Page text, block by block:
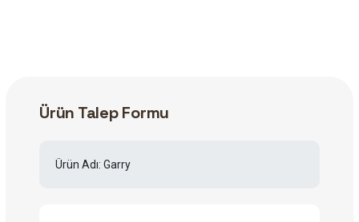
Ürün Talep Formu